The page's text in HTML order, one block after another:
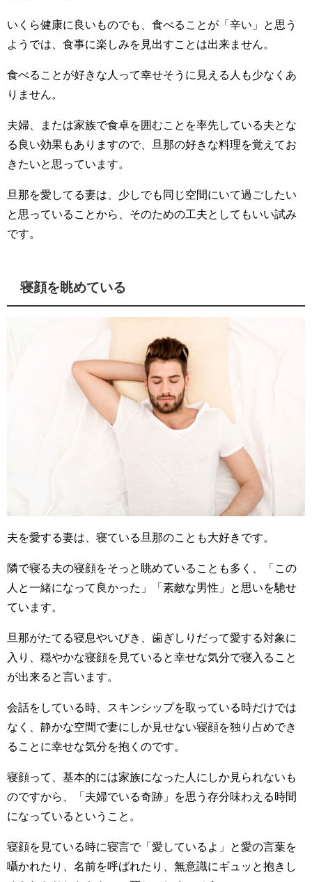
いくら健康に良いものでも、食べることが「辛い」と思う
ようでは、食事に楽しみを見出すことは出来ません。
食べることが好きな人って幸せそうに見える人も少なくあ
りません。
夫婦、または家族で食卓を囲むことを率先している夫とな
る良い効果もありますので、旦那の好きな料理を覚えてお
きたいと思っています。
旦那を愛してる妻は、少しでも同じ空間にいて過ごしたい
と思っていることから、そのための工夫としてもいい試み
です。
寝顔を眺めている
夫を愛する妻は、寝ている旦那のことも大好きです。
隣で寝る夫の寝顔をそっと眺めていることも多く、「この
人と一緒になって良かった」「素敵な男性」と思いを馳せ
ています。
旦那がたてる寝息やいびき、歯ぎしりだって愛する対象に
入り、穏やかな寝顔を見ていると幸せな気分で寝入ること
が出来ると言います。
会話をしている時、スキンシップを取っている時だけでは
なく、静かな空間で妻にしか見せない寝顔を独り占めでき
ることに幸せな気分を抱くのです。
寝顔って、基本的には家族になった人にしか見られないも
のですから、「夫婦でいる奇跡」を思う存分味わえる時間
になっているということ。
寝顔を見ている時に寝言で「愛しているよ」と愛の言葉を
囁かれたり、名前を呼ばれたり、無意識にギュッと抱きし